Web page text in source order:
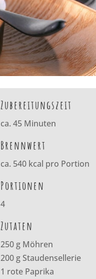
Zubereitungszeit
ca. 45 Minuten
Brennwert
ca. 540 kcal pro Portion
Portionen
4
Zutaten
250 g Möhren
200 g Staudensellerie
1 rote Paprika